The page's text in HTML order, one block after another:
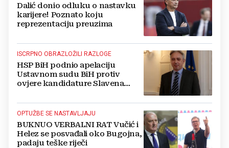
Dalić donio odluku o nastavku
karijere! Poznato koju
reprezentaciju preuzima
ISCRPNO OBRAZLOŽILI RAZLOGE
HSP BiH podnio apelaciju
Ustavnom sudu BiH protiv
ovjere kandidature Slavena
OPTUŽBE SE NASTAVLJAJU
BUKNUO VERBALNI RAT Vučić i
Helez se posvađali oko Bugojna,
padaju teške riječi